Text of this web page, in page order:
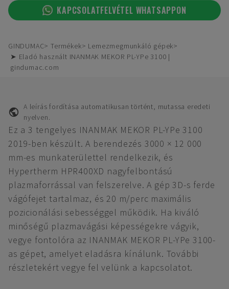
KAPCSOLATFELVÉTEL WHATSAPPON
GINDUMAC Termékek
Lemezmegmunkáló gépek
➤ Eladó használt INANMAK MEKOR PL-YPe 3100 |
gindumac.com
A leírás fordítása automatikusan történt, mutassa eredeti
nyelven.
Ez a 3 tengelyes INANMAK MEKOR PL-YPe 3100
2019-ben készült. A berendezés 3000 × 12 000
mm-es munkaterülettel rendelkezik, és
Hypertherm HPR400XD nagyfelbontású
plazmaforrással van felszerelve. A gép 3D-s ferde
vágófejet tartalmaz, és 20 m/perc maximális
pozicionálási sebességgel működik. Ha kiváló
minőségű plazmavágási képességekre vágyik,
vegye fontolóra az INANMAK MEKOR PL-YPe 3100-
as gépet, amelyet eladásra kínálunk. További
részletekért vegye fel velünk a kapcsolatot.